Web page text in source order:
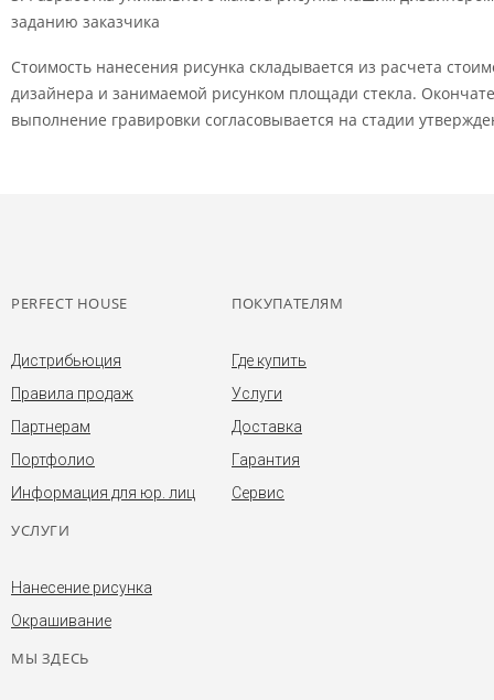
заданию заказчика
Стоимость нанесения рисунка складывается из расчета
дизайнера и занимаемой рисунком площади стекла.
выполнение гравировки согласовывается на стадии
PERFECT HOUSE
Дистрибьюция
Правила продаж
Партнерам
Портфолио
Информация для юр. лиц
ПОКУПАТЕЛЯМ
Где купить
Услуги
Доставка
Гарантия
Сервис
УСЛУГИ
Нанесение рисунка
Окрашивание
МЫ ЗДЕСЬ